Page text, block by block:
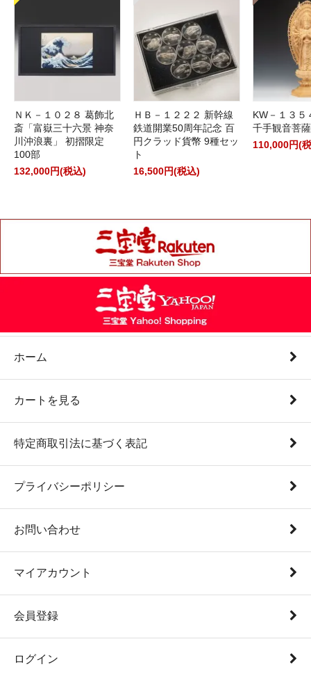
ＮＫ－１０２８ 葛飾北
斎「富嶽三十六景 神奈
川沖浪裏」 初摺限定
100部
132,000円(税込)
ＨＢ－１２２２ 新幹線
鉄道開業50周年記念 百
円クラッド貨幣 9種セッ
ト
16,500円(税込)
KW－１３
千手観音菩
110,000円(
ホーム
カートを見る
特定商取引法に基づく表記
プライバシーポリシー
お問い合わせ
マイアカウント
会員登録
ログイン